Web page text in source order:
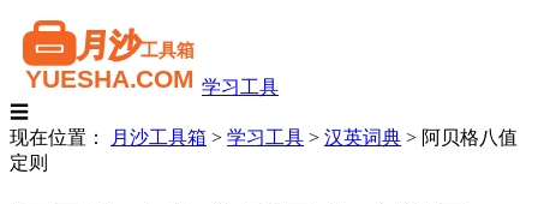
学习工具
☰
现在位置：
月沙工具箱 > 学习工具 > 汉英词典 > 阿贝格八值
定则